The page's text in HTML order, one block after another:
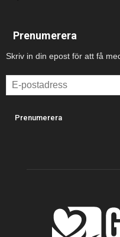
Prenumerera
Skriv in din epost för att få
E-
postadress